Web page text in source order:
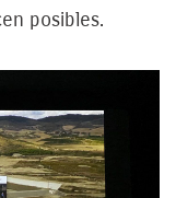
posibles.